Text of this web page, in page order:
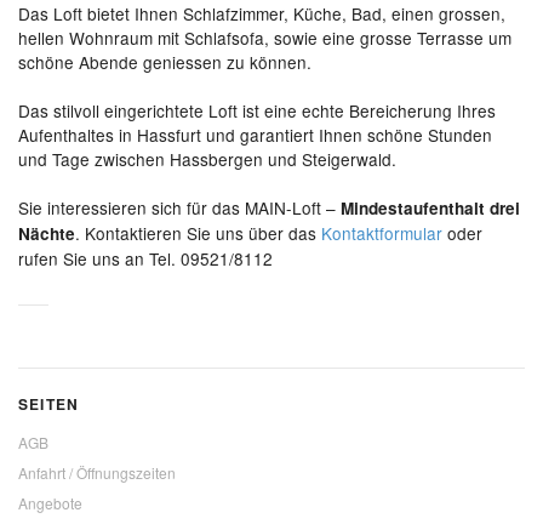
Das Loft bietet Ihnen Schlafzimmer, Küche, Bad, einen grossen,
hellen Wohnraum mit Schlafsofa, sowie eine grosse Terrasse um
schöne Abende geniessen zu können.
Das stilvoll eingerichtete Loft ist eine echte Bereicherung Ihres
Aufenthaltes in Hassfurt und garantiert Ihnen schöne Stunden
und Tage zwischen Hassbergen und Steigerwald.
Sie interessieren sich für das MAIN-Loft – Mindestaufenthalt drei
Nächte. Kontaktieren Sie uns über das Kontaktformular oder
rufen Sie uns an Tel. 09521/8112
SEITEN
AGB
Anfahrt / Öffnungszeiten
Angebote